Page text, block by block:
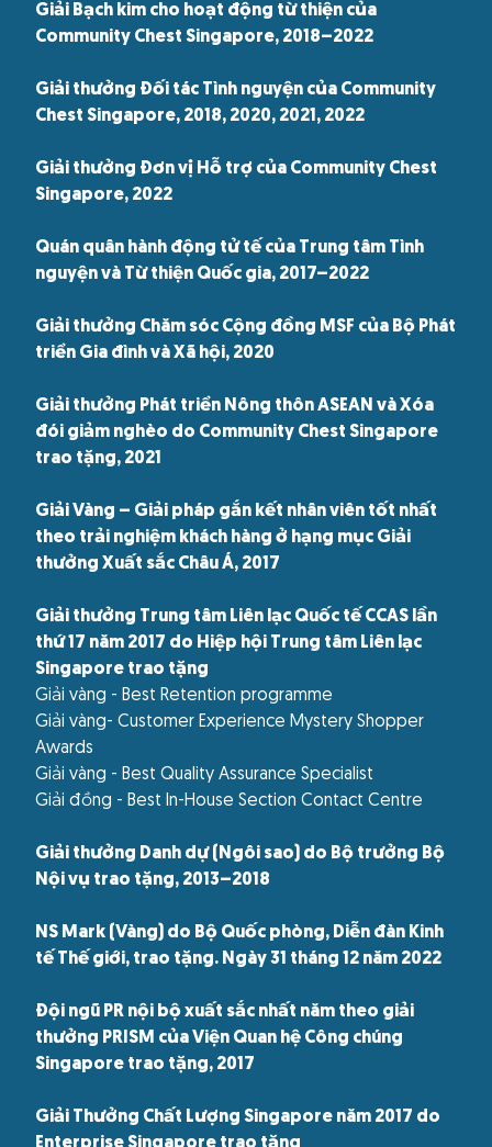
Giải Bạch kim cho hoạt động từ thiện của
Community Chest Singapore, 2018–2022
Giải thưởng Đối tác Tình nguyện của Community
Chest Singapore, 2018, 2020, 2021, 2022
Giải thưởng Đơn vị Hỗ trợ của Community Chest
Singapore, 2022
Quán quân hành động tử tế của Trung tâm Tình
nguyện và Từ thiện Quốc gia, 2017–2022
Giải thưởng Chăm sóc Cộng đồng MSF của Bộ Phát
triển Gia đình và Xã hội, 2020
Giải thưởng Phát triển Nông thôn ASEAN và Xóa
đói giảm nghèo do Community Chest Singapore
trao tặng, 2021
Giải Vàng – Giải pháp gắn kết nhân viên tốt nhất
theo trải nghiệm khách hàng ở hạng mục Giải
thưởng Xuất sắc Châu Á, 2017
Giải thưởng Trung tâm Liên lạc Quốc tế CCAS lần
thứ 17 năm 2017 do Hiệp hội Trung tâm Liên lạc
Singapore trao tặng
Giải vàng - Best Retention programme
Giải vàng- Customer Experience Mystery Shopper
Awards
Giải vàng - Best Quality Assurance Specialist
Giải đồng - Best In-House Section Contact Centre
Giải thưởng Danh dự (Ngôi sao) do Bộ trưởng Bộ
Nội vụ trao tặng, 2013–2018
NS Mark (Vàng) do Bộ Quốc phòng, Diễn đàn Kinh
tế Thế giới, trao tặng. Ngày 31 tháng 12 năm 2022
Đội ngũ PR nội bộ xuất sắc nhất năm theo giải
thưởng PRISM của Viện Quan hệ Công chúng
Singapore trao tặng, 2017
Giải Thưởng Chất Lượng Singapore năm 2017 do
Enterprise Singapore trao tặng